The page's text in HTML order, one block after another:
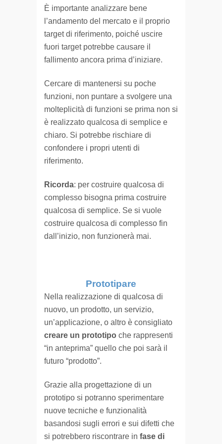
È importante analizzare bene
l’andamento del mercato e il proprio
target di riferimento, poiché uscire
fuori target potrebbe causare il
fallimento ancora prima d’iniziare.
Cercare di mantenersi su poche
funzioni, non puntare a svolgere una
molteplicità di funzioni se prima non si
è realizzato qualcosa di semplice e
chiaro. Si potrebbe rischiare di
confondere i propri utenti di
riferimento.
Ricorda: per costruire qualcosa di
complesso bisogna prima costruire
qualcosa di semplice. Se si vuole
costruire qualcosa di complesso fin
dall’inizio, non funzionerà mai.
Prototipare
Nella realizzazione di qualcosa di
nuovo, un prodotto, un servizio,
un’applicazione, o altro è consigliato
creare un prototipo che rappresenti
“in anteprima” quello che poi sarà il
futuro “prodotto”.
Grazie alla progettazione di un
prototipo si potranno sperimentare
nuove tecniche e funzionalità
basandosi sugli errori e sui difetti che
si potrebbero riscontrare in fase di